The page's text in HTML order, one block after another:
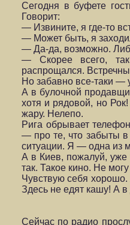
Сегодня в буфете
Говорит:
— Извините, я где-то
— Может быть, я
— Да-да, возможно.
— Скорее всего,
распрощался.
Но забавно все-таки —
А в булочной
хотя и рядовой, но
жару. Нелепо.
Рига обрывает
— про те, что забыты
ситуации. Я — одна из
А в Киев, пожалуй, уже
так. Такое кино. Не
Чувствую себя
Здесь не едят кашу! А
Сейчас по радио